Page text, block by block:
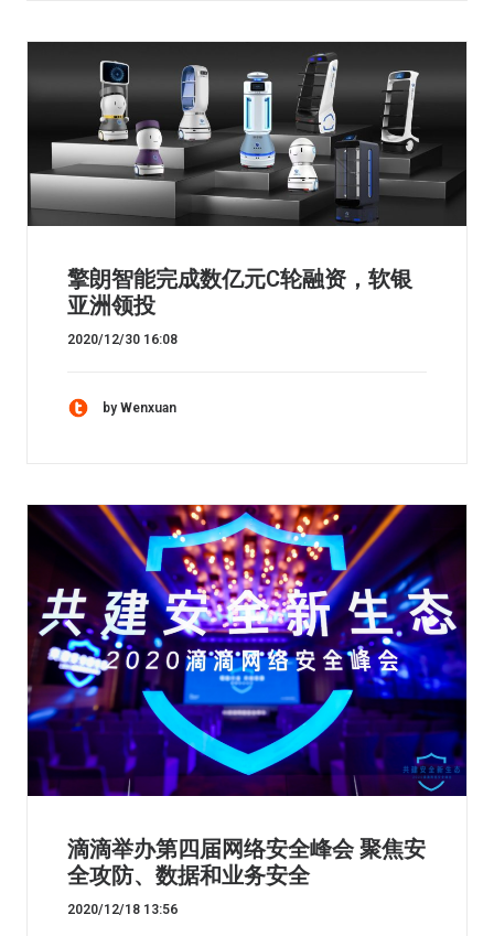
擎朗智能完成数亿元C轮融资，软银
亚洲领投
2020/12/30 16:08
by Wenxuan
滴滴举办第四届网络安全峰会 聚焦安
全攻防、数据和业务安全
2020/12/18 13:56